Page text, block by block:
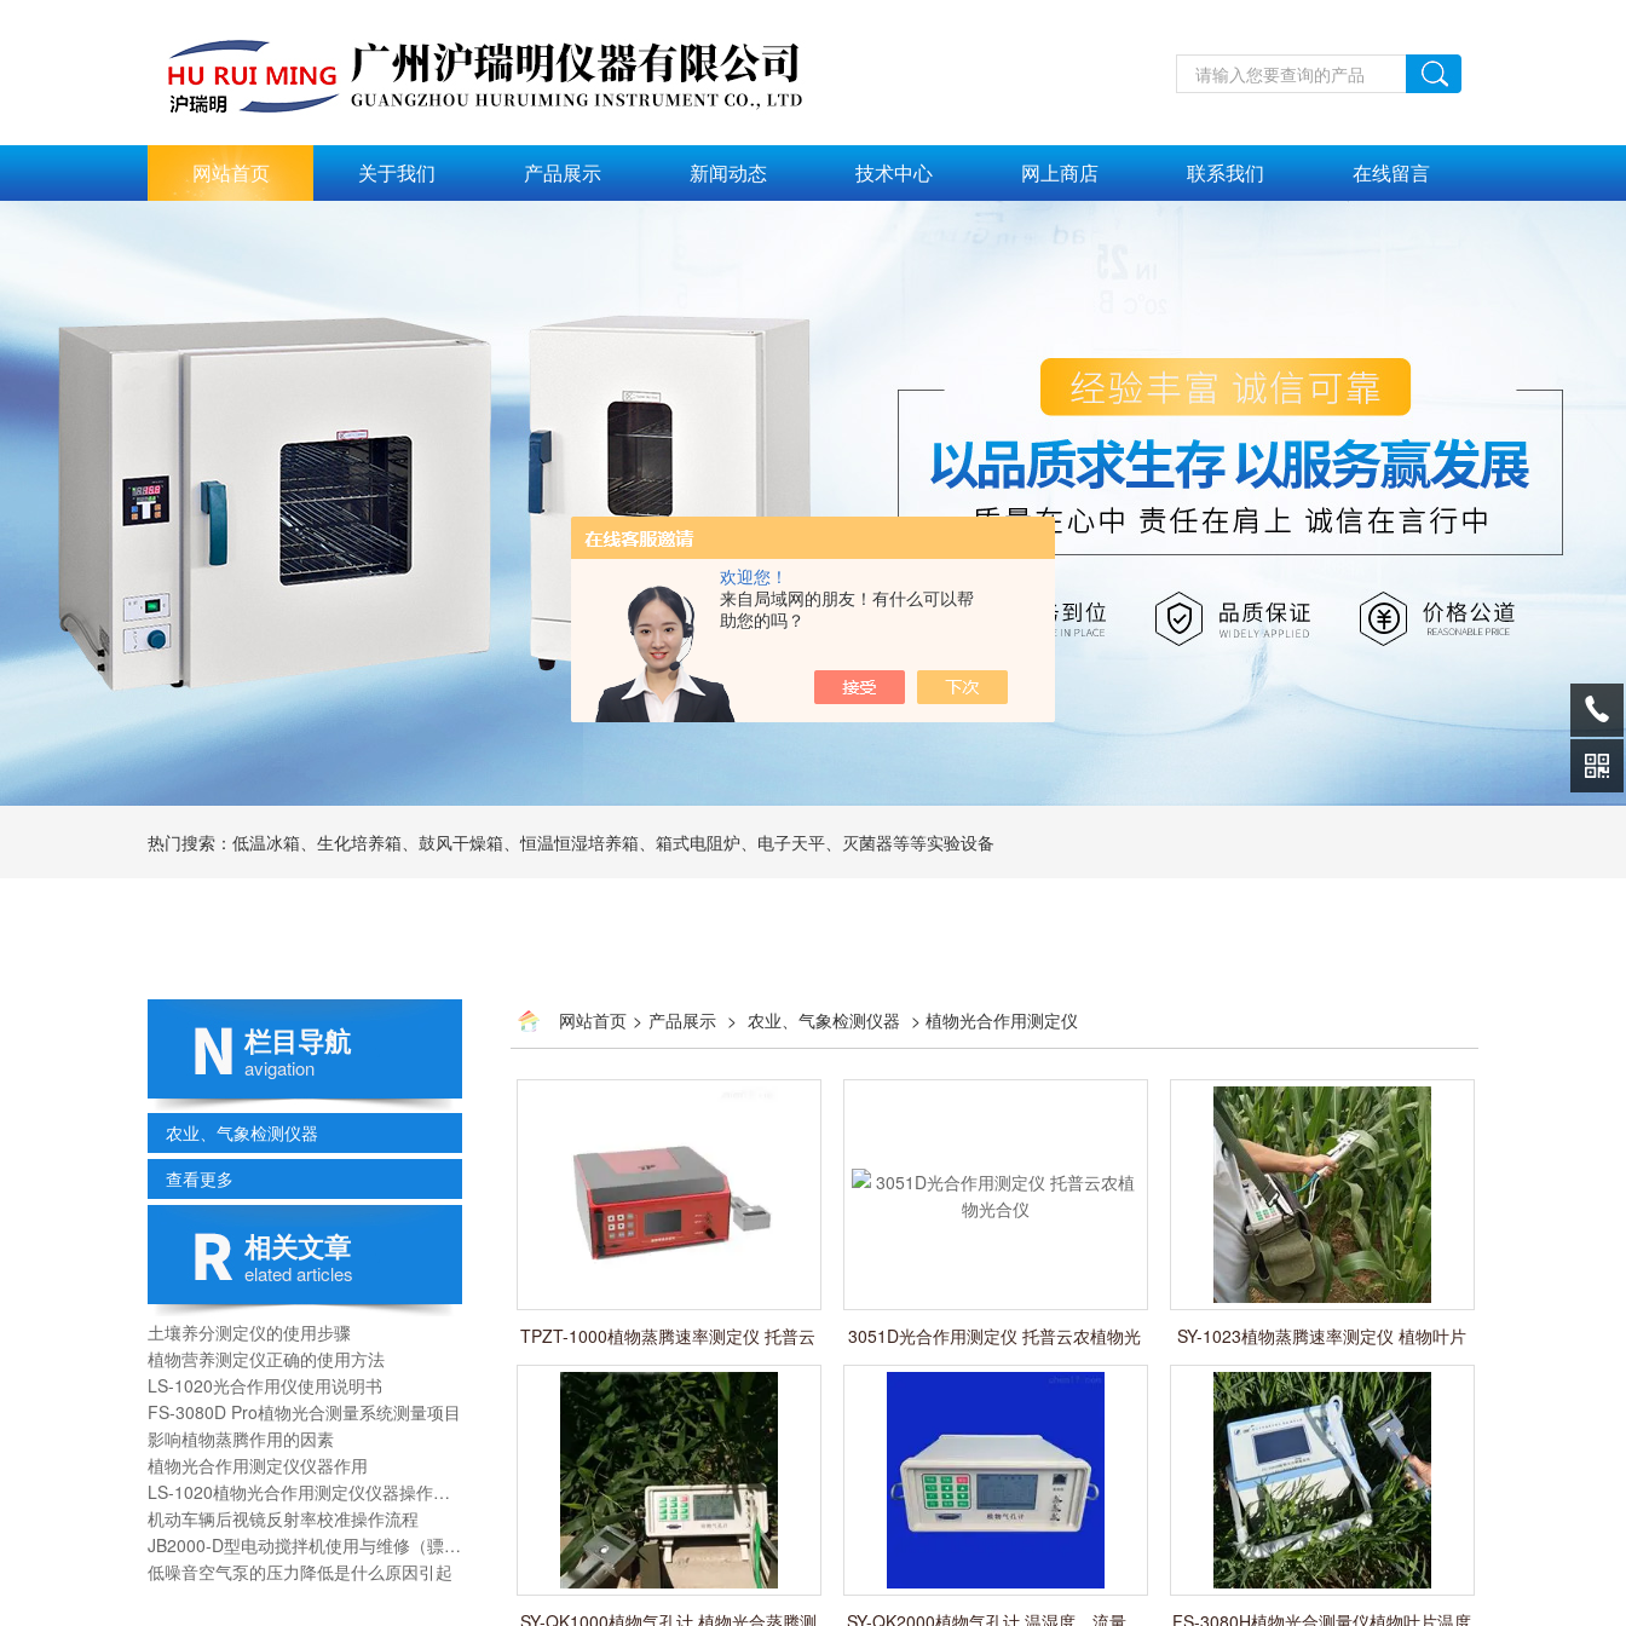
欢迎您！
来自局域网的朋友！有什么可以帮
助您的吗？
网站首页 关于我们 产品展示 新闻动态 技术中心 网上商店 联系我们 在线留言
热门搜索：低温冰箱、生化培养箱、鼓风干燥箱、恒温恒湿培养箱、箱式电阻炉、电子天平、灭菌器等等实验设备
栏目导航
avigation
农业、气象检测仪器
查看更多
相关文章
elated articles
土壤养分测定仪的使用步骤
植物营养测定仪正确的使用方法
LS-1020光合作用仪使用说明书
FS-3080D Pro植物光合测量系统测量项目
影响植物蒸腾作用的因素
植物光合作用测定仪仪器作用
LS-1020植物光合作用测定仪仪器操作流程
机动车辆后视镜反射率校准操作流程
JB2000-D型电动搅拌机使用与维修（骠马牌）
低噪音空气泵的压力降低是什么原因引起
网站首页 > 产品展示 > 农业、气象检测仪器 > 植物光合作用测定仪
TPZT-1000植物蒸腾速率测定仪 托普云
农植物气孔计
3051D光合作用测定仪 托普云农植物光
合仪
SY-1023植物蒸腾速率测定仪 植物叶片
气孔计
SY-QK1000植物气孔计 植物光合蒸腾测 SY-QK2000植物气孔计 温湿度、流量、 FS-3080H植物光合测量仪植物叶片温度